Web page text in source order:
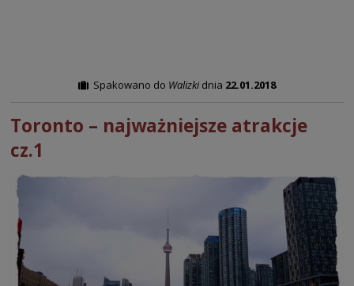
Spakowano do Walizkidnia 22.01.2018
Toronto – najważniejsze atrakcje
cz.1